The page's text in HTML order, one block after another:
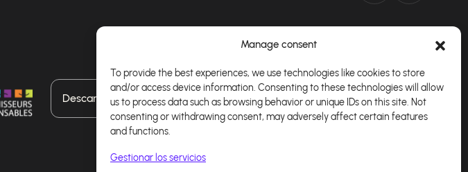
Manage consent
To provide the best experiences, we use technologies like cookies to store
and/or access device information. Consenting to these technologies will allow
us to process data such as browsing behavior or unique IDs on this site. Not
consenting or withdrawing consent, may adversely affect certain features
and functions.
Gestionar los servicios
Descarga nuestra aplicación Español